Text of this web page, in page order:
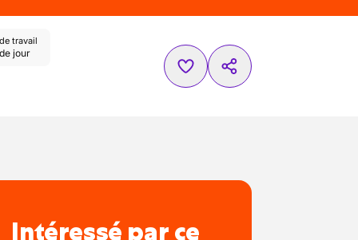
travail
jour
Intéressé par ce